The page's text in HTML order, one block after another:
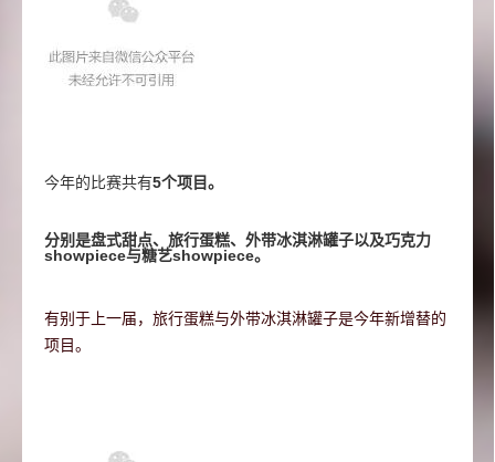
今年的比赛共有5个项目。
分别是盘式甜点、旅行蛋糕、外带冰淇淋罐子以及巧克力
showpiece与糖艺showpiece。
有别于上一届，旅行蛋糕与外带冰淇淋罐子是今年新增替的
项目。